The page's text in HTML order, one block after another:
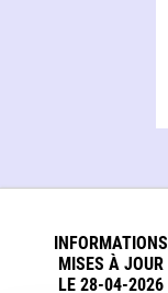
INFORMATIONS
MISES À JOUR
LE 28-04-2026